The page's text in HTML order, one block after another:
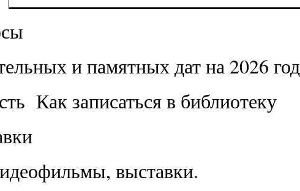
и памятных дат на 2026 год
Как записаться в библиотеку
выставки.